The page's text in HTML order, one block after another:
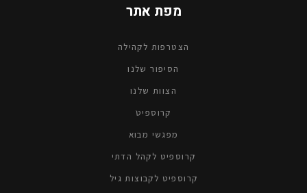
מפת אתר
הצטרפות לקהילה
הסיפור שלנו
הצוות שלנו
קרוספיטׁ
מפגשי מבוא
קרוספיט לקהל הדתי
קרוספיט לקבוצות גיל